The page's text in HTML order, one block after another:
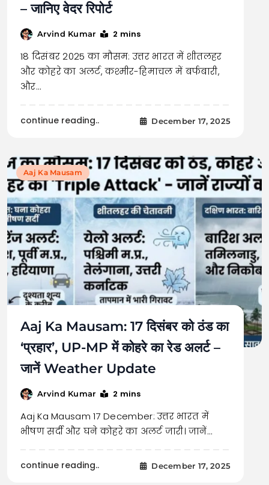
– जानिए वेदर रिपोर्ट
Arvind Kumar 2 mins
18 दिसंबर 2025 का मौसम: उत्तर भारत में शीतलहर
और कोहरे का अलर्ट, कश्मीर-हिमाचल में बर्फबारी,
और…
continue reading.. December 17, 2025
Aaj Ka Mausam
Aaj Ka Mausam: 17 दिसंबर को ठंड का
‘प्रहार’, UP-MP में कोहरे का रेड अलर्ट –
जानें Weather Update
Arvind Kumar 2 mins
Aaj Ka Mausam 17 December: उत्तर भारत में
भीषण सर्दी और घने कोहरे का अलर्ट जारी। जानें…
continue reading.. December 17, 2025